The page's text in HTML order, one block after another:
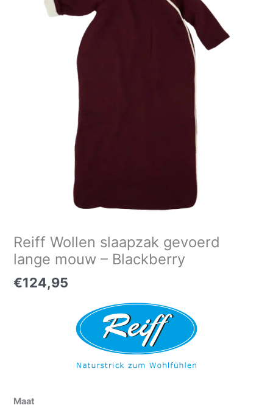
Reiff Wollen slaapzak gevoerd
lange mouw – Blackberry
€124,95
Maat
slaapzak